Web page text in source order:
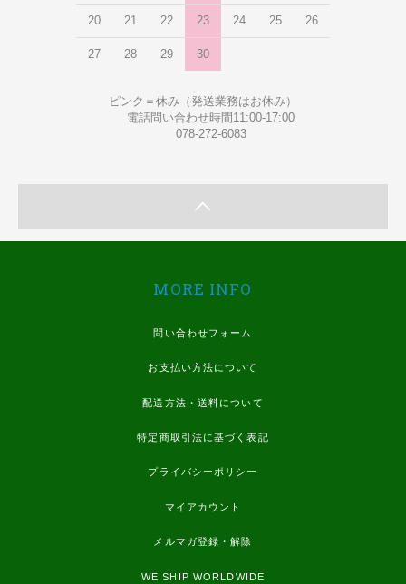
20 21 22 23 24 25 26
27 28 29 30
ピンク＝休み（発送業務はお休み）
電話問い合わせ時間11:00-17:00
078-272-6083
MORE INFO
問い合わせフォーム
お支払い方法について
配送方法・送料について
特定商取引法に基づく表記
プライバシーポリシー
マイアカウント
メルマガ登録・解除
WE SHIP WORLDWIDE